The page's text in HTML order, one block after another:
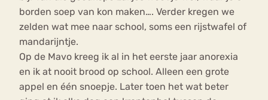
borden soep van kon maken…. Verder kregen we
zelden wat mee naar school, soms een rijstwafel of
mandarijntje.
Op de Mavo kreeg ik al in het eerste jaar anorexia
en ik at nooit brood op school. Alleen een grote
appel en één snoepje. Later toen het wat beter